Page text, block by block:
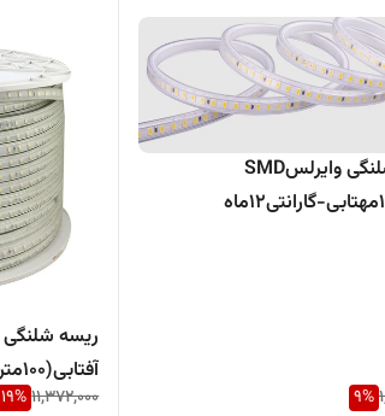
ریسه شلنگی وایرلسSMD
9%
آفتابی(100متری)
11,372,000
19%